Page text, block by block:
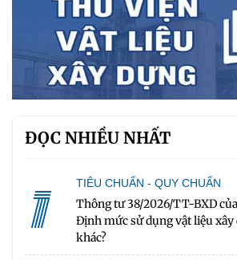
ĐỌC NHIỀU NHẤT
1 TIÊU CHUẨN - QUY CHUẨN
Thông tư 38/2026/TT-BXD
Định mức sử dụng vật liệu xây
khác?